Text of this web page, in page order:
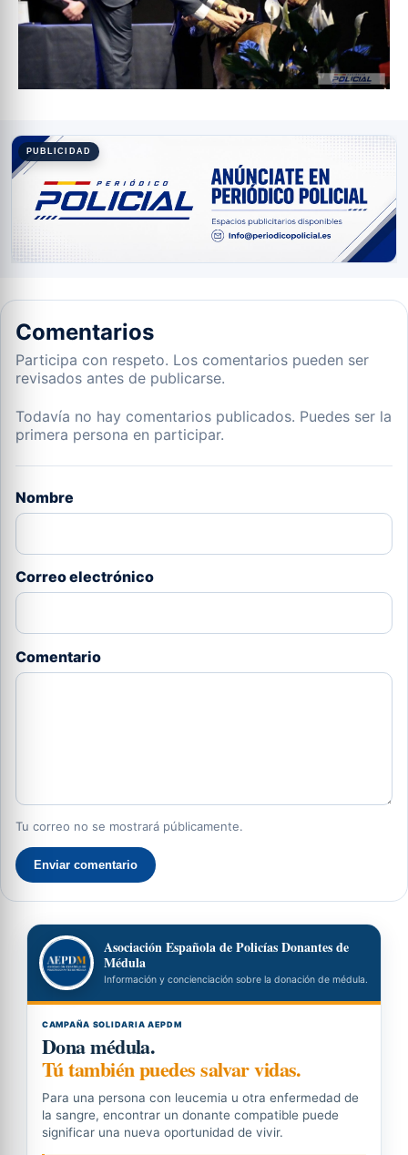
PUBLICIDAD
Comentarios
Participa con respeto. Los comentarios pueden ser
revisados antes de publicarse.
Todavía no hay comentarios publicados. Puedes ser la
primera persona en participar.
Nombre
Correo electrónico
Comentario
Tu correo no se mostrará públicamente.
Enviar comentario
Asociación Española de Policías Donantes de
Médula
Información y concienciación sobre la donación de médula.
CAMPAÑA SOLIDARIA AEPDM
Dona médula.
Tú también puedes salvar vidas.
Para una persona con leucemia u otra enfermedad de
la sangre, encontrar un donante compatible puede
significar una nueva oportunidad de vivir.